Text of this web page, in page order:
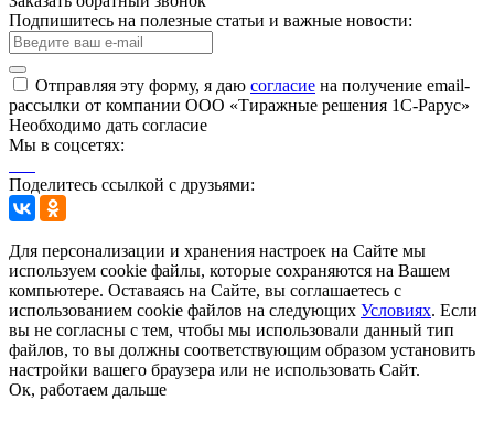
Подпишитесь на полезные статьи и важные новости:
Отправляя эту форму, я даю согласие на получение email-
рассылки от компании ООО «Тиражные решения 1С-Рарус»
Необходимо дать согласие
Мы в соцсетях:
Поделитесь ссылкой с друзьями:
Для персонализации и хранения настроек на Сайте мы
используем cookie файлы, которые сохраняются на Вашем
компьютере. Оставаясь на Сайте, вы соглашаетесь с
использованием cookie файлов на следующих Условиях. Если
вы не согласны с тем, чтобы мы использовали данный тип
файлов, то вы должны соответствующим образом установить
настройки вашего браузера или не использовать Сайт.
Ок, работаем дальше